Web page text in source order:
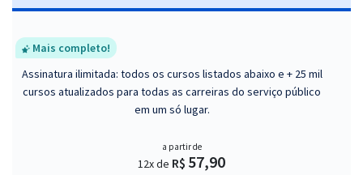
Mais completo!
Assinatura ilimitada: todos os cursos listados abaixo e + 25 mil
cursos atualizados para todas as carreiras do serviço público
em um só lugar.
a partir de
12x de R$ 57,90